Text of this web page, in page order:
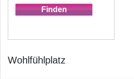
Wohlfühlplatz